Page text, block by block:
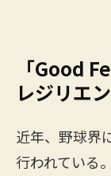
「Good
レジリエ
近年、野球界
行われている